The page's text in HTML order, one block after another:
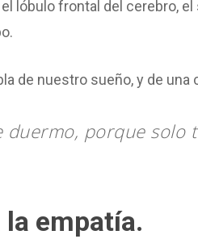
lóbulo frontal del cerebro,
de nuestro sueño, y de
duermo, porque solo
empatía.